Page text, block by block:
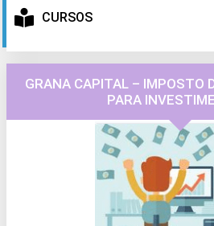
CURSOS
GRANA CAPITAL – IMPOSTO
PARA